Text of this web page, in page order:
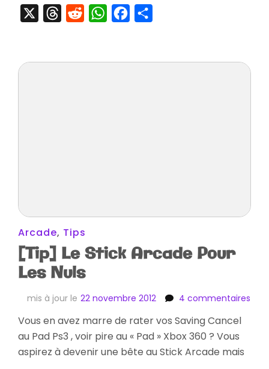
ThreadsRedditWhatsAppFacebook
Arcade, Tips
[Tip] Le Stick Arcade Pour
Les Nuls
mis à jour le 22 novembre 2012 4 commentaires
Vous en avez marre de rater vos Saving Cancel
au Pad Ps3 , voir pire au « Pad » Xbox 360 ? Vous
aspirez à devenir une bête au Stick Arcade mais